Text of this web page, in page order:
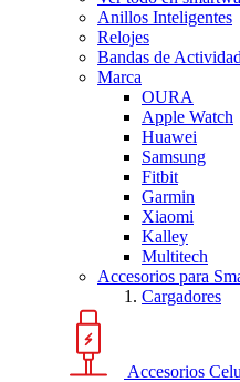
Anillos Inteligentes
Relojes
Bandas de Actividad
Marca
OURA
Apple Watch
Huawei
Samsung
Fitbit
Garmin
Xiaomi
Kalley
Multitech
Accesorios para
Cargadores
Accesorios